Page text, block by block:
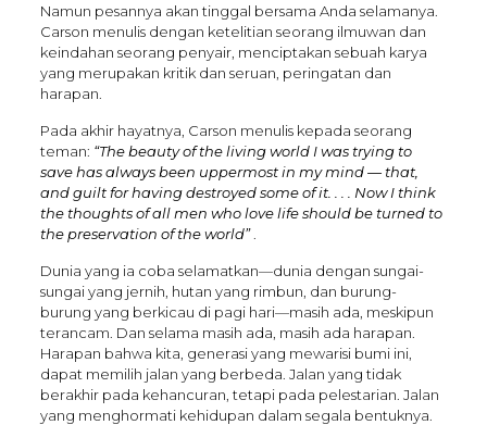
Namun pesannya akan tinggal bersama Anda selamanya.
Carson menulis dengan ketelitian seorang ilmuwan dan
keindahan seorang penyair, menciptakan sebuah karya
yang merupakan kritik dan seruan, peringatan dan
harapan.
Pada akhir hayatnya, Carson menulis kepada seorang
teman: “The beauty of the living world I was trying to
save has always been uppermost in my mind — that,
and guilt for having destroyed some of it. . . . Now I think
the thoughts of all men who love life should be turned to
the preservation of the world”.
Dunia yang ia coba selamatkan—dunia dengan sungai-
sungai yang jernih, hutan yang rimbun, dan burung-
burung yang berkicau di pagi hari—masih ada, meskipun
terancam. Dan selama masih ada, masih ada harapan.
Harapan bahwa kita, generasi yang mewarisi bumi ini,
dapat memilih jalan yang berbeda. Jalan yang tidak
berakhir pada kehancuran, tetapi pada pelestarian. Jalan
yang menghormati kehidupan dalam segala bentuknya.